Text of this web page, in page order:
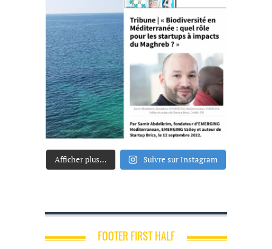
Afficher plus... Suivre sur Instagram
FOOTER FIRST HALF